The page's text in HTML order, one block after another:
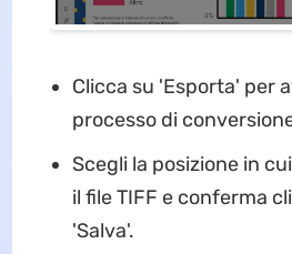
Clicca su 'Esporta' per
processo di
Scegli la posizione in
il file TIFF e conferma
'Salva'.